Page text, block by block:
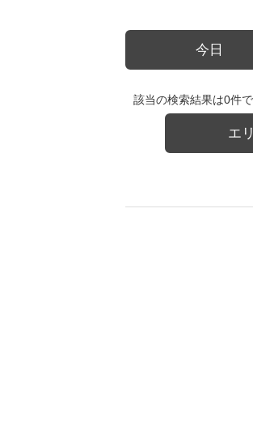
今日
該当の検索結果は0件
エ